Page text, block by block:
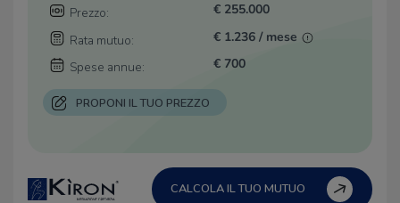
Prezzo:
€ 255.000
Rata mutuo:
€ 1.236 / mese
Spese annue:
€ 700
PROPONI IL TUO PREZZO
CALCOLA IL TUO MUTUO